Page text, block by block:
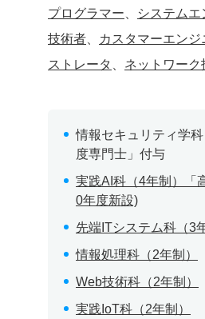
プログラマー システムエ
技術者
カスタマーエンジ
ストレータ
ネットワーク
情報セキュリティ学
度専門士」付与
実践AI科（4年制）「
0年度新設)
先端ITシステム科（3
情報処理科（2年制）
Web技術科（2年制）
実践IoT科（2年制）